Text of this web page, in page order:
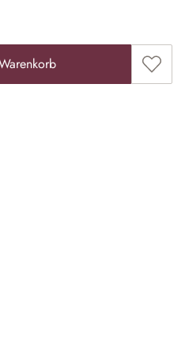
gewünschten Zum